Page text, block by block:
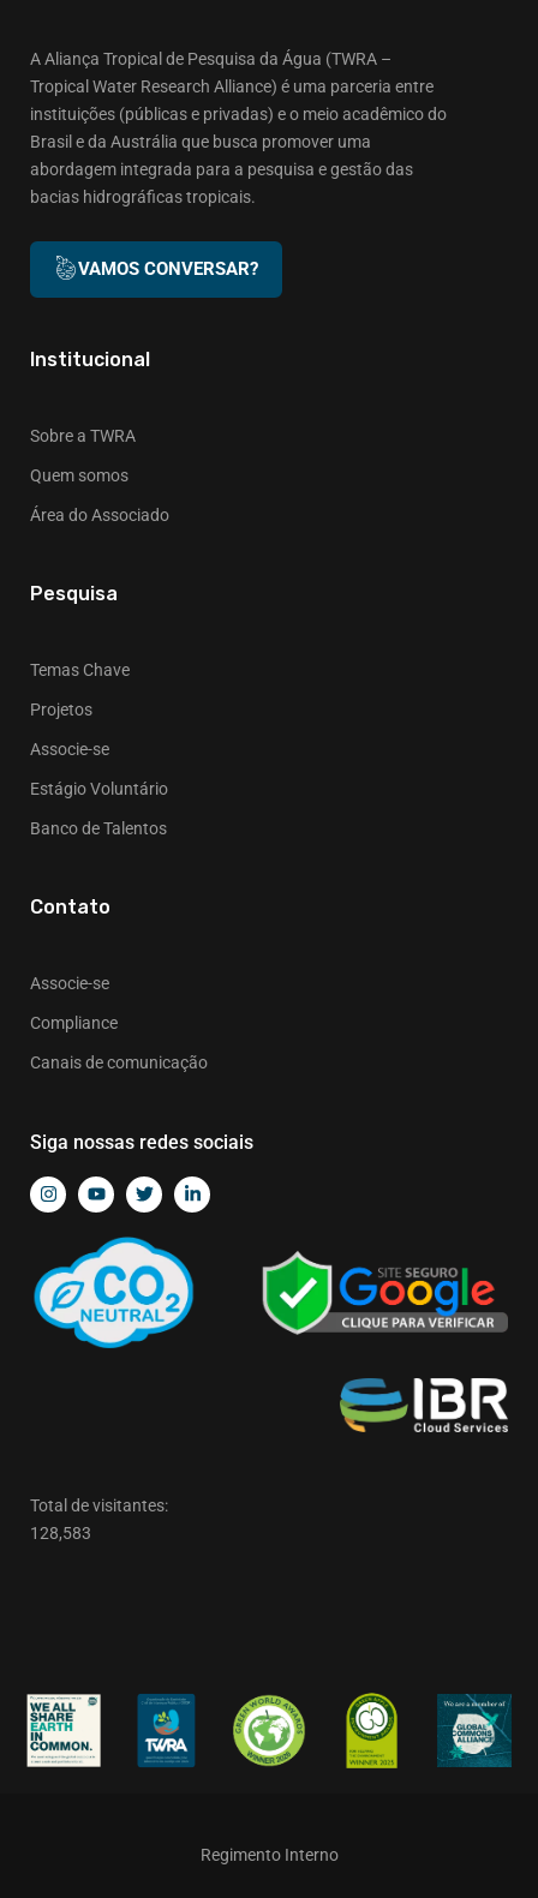
A Aliança Tropical de Pesquisa da Água (TWRA –
Tropical Water Research Alliance) é uma parceria entre
instituições (públicas e privadas) e o meio acadêmico do
Brasil e da Austrália que busca promover uma
abordagem integrada para a pesquisa e gestão das
bacias hidrográficas tropicais.
VAMOS CONVERSAR?
Institucional
Sobre a TWRA
Quem somos
Área do Associado
Pesquisa
Temas Chave
Projetos
Associe-se
Estágio Voluntário
Banco de Talentos
Contato
Associe-se
Compliance
Canais de comunicação
Siga nossas redes sociais
Total de visitantes:
128,583
Regimento Interno